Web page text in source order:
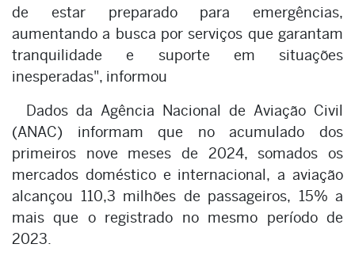
de estar preparado para emergências,
aumentando a busca por serviços que garantam
tranquilidade e suporte em situações
inesperadas", informou
Dados da Agência Nacional de Aviação Civil
(ANAC) informam que no acumulado dos
primeiros nove meses de 2024, somados os
mercados doméstico e internacional, a aviação
alcançou 110,3 milhões de passageiros, 15% a
mais que o registrado no mesmo período de
2023.